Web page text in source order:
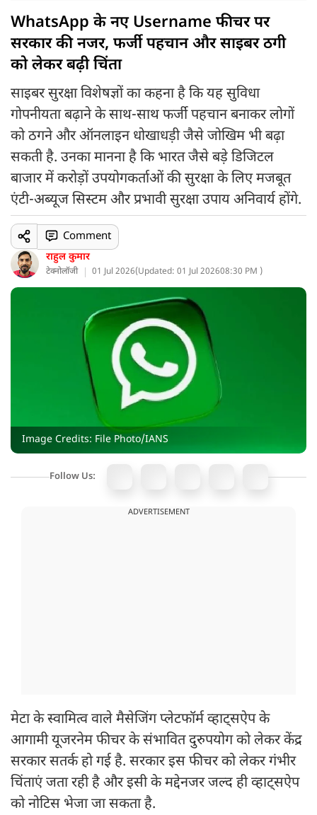
WhatsApp के नए Username फीचर पर
सरकार की नजर, फर्जी पहचान और साइबर ठगी
को लेकर बढ़ी चिंता
साइबर सुरक्षा विशेषज्ञों का कहना है कि यह सुविधा
गोपनीयता बढ़ाने के साथ-साथ फर्जी पहचान बनाकर लोगों
को ठगने और ऑनलाइन धोखाधड़ी जैसे जोखिम भी बढ़ा
सकती है. उनका मानना है कि भारत जैसे बड़े डिजिटल
बाजार में करोड़ों उपयोगकर्ताओं की सुरक्षा के लिए मजबूत
एंटी-अब्यूज सिस्टम और प्रभावी सुरक्षा उपाय अनिवार्य होंगे.
राहुल कुमार
टेक्नोलॉजी 01 Jul 2026(Updated: 01 Jul 202608:30 PM )
Comment
Image Credits: File Photo/IANS
Follow Us:
ADVERTISEMENT
मेटा के स्वामित्व वाले मैसेजिंग प्लेटफॉर्म व्हाट्सऐप के
आगामी यूजरनेम फीचर के संभावित दुरुपयोग को लेकर केंद्र
सरकार सतर्क हो गई है. सरकार इस फीचर को लेकर गंभीर
चिंताएं जता रही है और इसी के मद्देनजर जल्द ही व्हाट्सऐप
को नोटिस भेजा जा सकता है.